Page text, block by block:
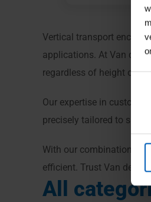
Vertical transport
applications. At Van den
regardless of height or
Our expertise in
precisely tailored to
With our combination of
efficient. Trust Van den
All